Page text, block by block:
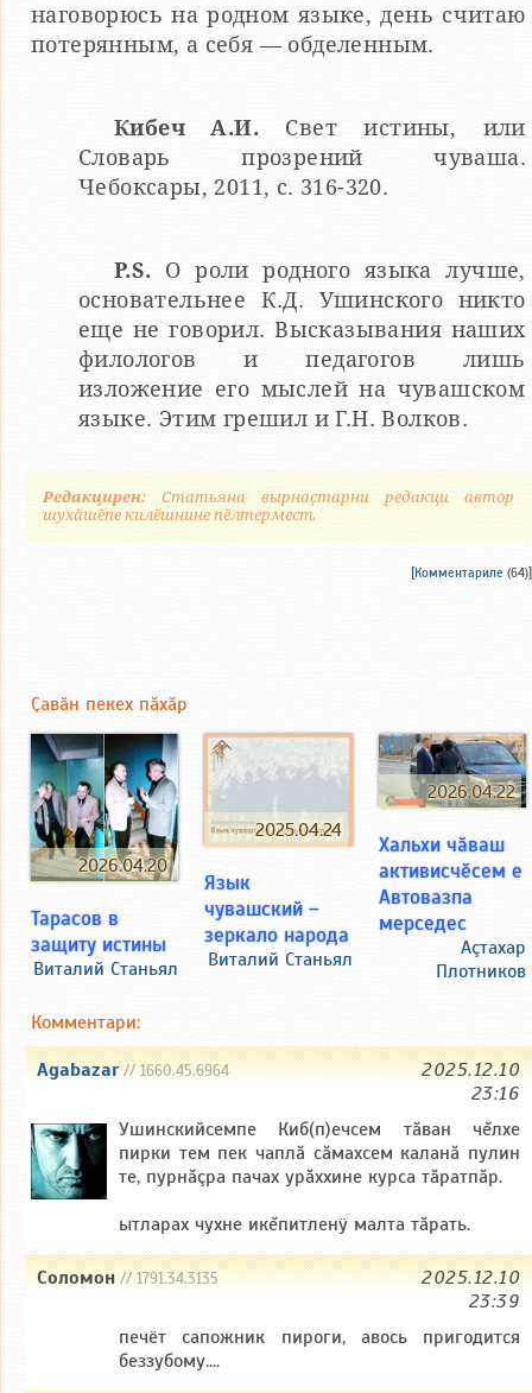
наговорюсь на родном языке, день считаю
потерянным, а себя — обделенным.
Кибеч А.И. Свет истины, или
Словарь прозрений чуваша.
Чебоксары, 2011, с. 316-320.
P.S. О роли родного языка лучше,
основательнее К.Д. Ушинского никто
еще не говорил. Высказывания наших
филологов и педагогов лишь
изложение его мыслей на чувашском
языке. Этим грешил и Г.Н. Волков.
Редакцирен: Статьяна вырнаҫтарни редакци автор
шухӑшӗпе килӗшнине пӗлтермест.
[Комментариле (64)]
Ҫавӑн пекех пӑхӑр
2026.04.20
Тарасов в
защиту истины
Виталий Станьял
2025.04.24
Язык
чувашский –
зеркало народа
Виталий Станьял
2026.04.22
Хальхи чӑваш
активисчӗсем е
Автовазпа
мерседес
Аçтахар
Плотников
Комментари:
Agabazar// 1660.45.6964
2025.12.10
23:16
Ушинскийсемпе Киб(п)ечсем тăван чĕлхе
пирки тем пек чаплă сăмахсем каланă пулин
те, пурнăçра пачах урăххине курса тăратпăр.
ытларах чухне икĕпитленÿ малта тăрать.
Соломон// 1791.34.3135
2025.12.10
23:39
печёт сапожник пироги, авось пригодится
беззубому....